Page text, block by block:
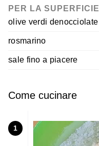
PER LA SUPERFICIE
olive verdi denocciolate
rosmarino
sale fino a piacere
Come cucinare
1